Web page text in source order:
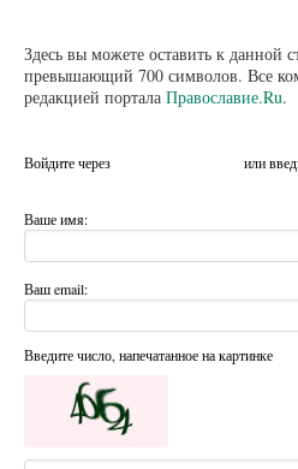
Здесь вы можете оставить к данной
превышающий 700 символов. Все
редакцией портала Православие.Ru.
Войдите через или
Ваше имя:
Ваш email:
Введите число, напечатанное на картинке